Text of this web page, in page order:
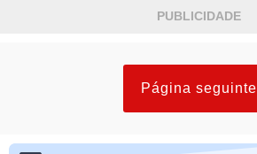
PUBLICIDADE
Página seguinte